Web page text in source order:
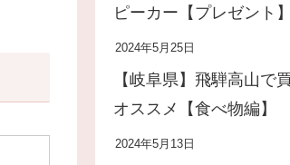
ピーカー【プレゼント】
2024年5月25日
【岐阜県】飛騨高山で
オススメ【食べ物編】
2024年5月13日